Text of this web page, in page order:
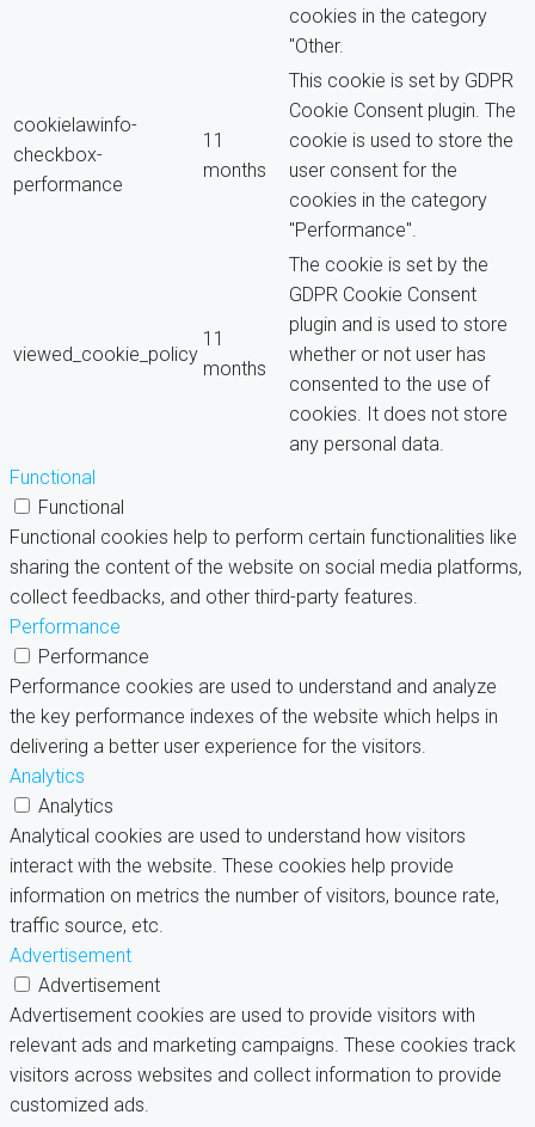
cookies in the category
"Other.
cookielawinfo-
checkbox-
performance
11
months
This cookie is set by GDPR
Cookie Consent plugin. The
cookie is used to store the
user consent for the
cookies in the category
"Performance".
viewed_cookie_policy
11
months
The cookie is set by the
GDPR Cookie Consent
plugin and is used to store
whether or not user has
consented to the use of
cookies. It does not store
any personal data.
Functional
Functional
Functional cookies help to perform certain functionalities like
sharing the content of the website on social media platforms,
collect feedbacks, and other third-party features.
Performance
Performance
Performance cookies are used to understand and analyze
the key performance indexes of the website which helps in
delivering a better user experience for the visitors.
Analytics
Analytics
Analytical cookies are used to understand how visitors
interact with the website. These cookies help provide
information on metrics the number of visitors, bounce rate,
traffic source, etc.
Advertisement
Advertisement
Advertisement cookies are used to provide visitors with
relevant ads and marketing campaigns. These cookies track
visitors across websites and collect information to provide
customized ads.